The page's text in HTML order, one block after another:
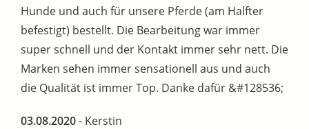
Hunde und auch für unsere Pferde (am Halfter
befestigt) bestellt. Die Bearbeitung war immer
super schnell und der Kontakt immer sehr nett. Die
Marken sehen immer sensationell aus und auch
die Qualität ist immer Top. Danke dafür &#128536;
03.08.2020- Kerstin